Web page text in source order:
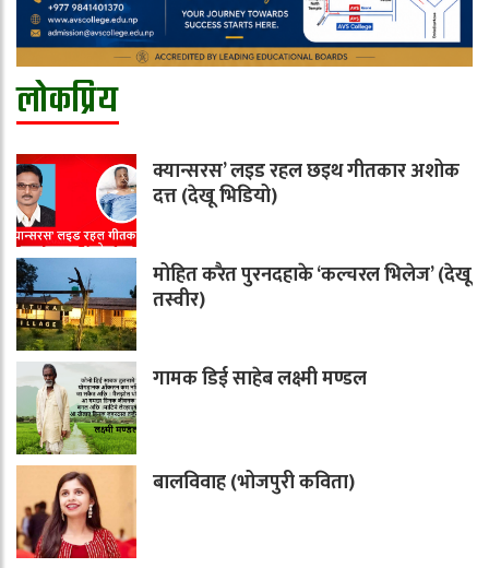
लोकप्रिय
क्यान्सरस’ लइड रहल छइथ गीतकार अशोक
दत्त (देखू भिडियो)
मोहित करैत पुरनदहाके ‘कल्चरल भिलेज’ (देखू
तस्वीर)
गामक डिई साहेब लक्ष्मी मण्डल
बालविवाह (भोजपुरी कविता)